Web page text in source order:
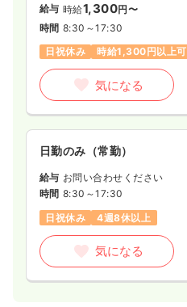
給与 時給1,300円〜
時間 8:30～17:30
日祝休み
時給1,300円以上可
気になる
日勤のみ（常勤）
給与 お問い合わせください
時間 8:30～17:30
日祝休み
4週8休以上
気になる